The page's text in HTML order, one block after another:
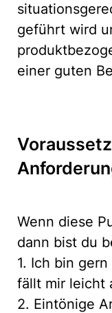
geführt wird
einer guten
Wenn diese
dann bist du
1. Ich bin
fällt mir leicht
2. Eintönige